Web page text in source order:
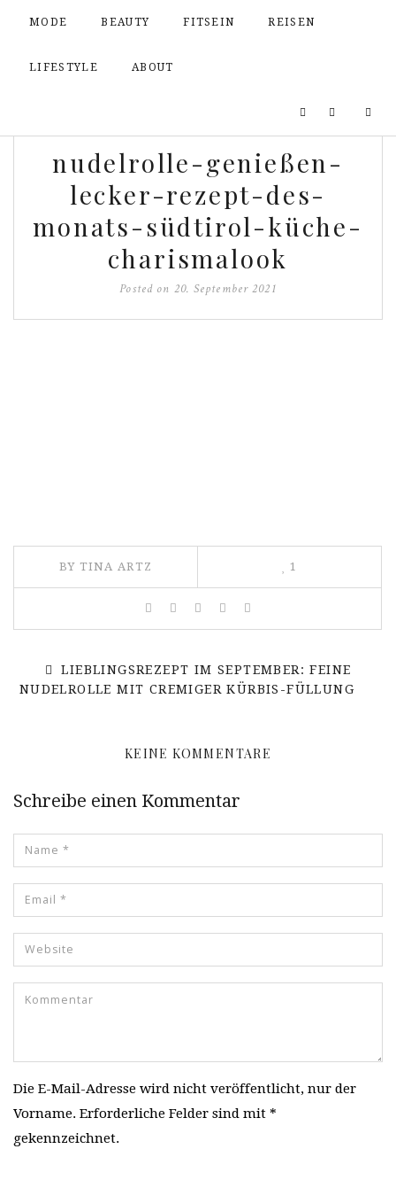
MODE BEAUTY FITSEIN REISEN
LIFESTYLE ABOUT
nudelrolle-genießen-
lecker-rezept-des-
monats-südtirol-küche-
charismalook
Posted on 20. September 2021
BY TINA ARTZ 1
LIEBLINGSREZEPT IM SEPTEMBER: FEINE
NUDELROLLE MIT CREMIGER KÜRBIS-FÜLLUNG
KEINE KOMMENTARE
Schreibe einen Kommentar
Die E-Mail-Adresse wird nicht veröffentlicht, nur der
Vorname. Erforderliche Felder sind mit *
gekennzeichnet.